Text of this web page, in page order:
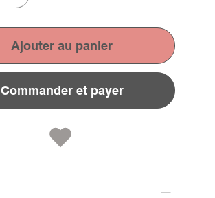
Ajouter au panier
Commander et payer